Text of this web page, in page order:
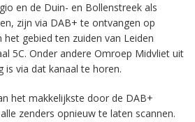
en de Duin- en Bollenstreek als
zijn via DAB+ te ontvangen op
gebied ten zuiden van Leiden
5C. Onder andere Omroep Midvliet uit
is via dat kanaal te horen.
het makkelijkste door de DAB+
zenders opnieuw te laten scannen.